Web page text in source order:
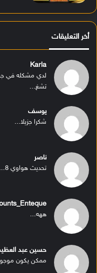
أخر التعليقات
Karla
لدي مشكله في
تشغ...
يوسف
شكرا جزيلا...
ناصر
تحديث هواوي 8...
ههه...
حسين عبد
ممكن يكون